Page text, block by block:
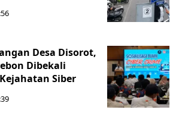
Desa Disorot,
Dibekali
Siber